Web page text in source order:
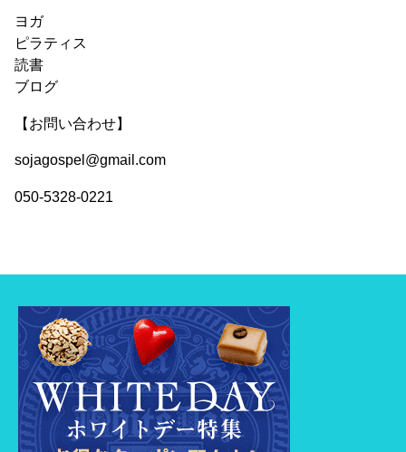
ヨガ
ピラティス
読書
ブログ
【お問い合わせ】
sojagospel@gmail.com
050-5328-0221